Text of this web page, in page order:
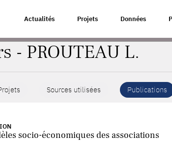
Actualités Projets Données
- PROUTEAU L.
Sources utilisées Publications
socio-économiques des associations